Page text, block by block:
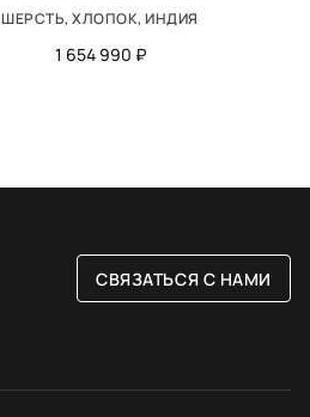
ШЕРСТЬ, ХЛОПОК, ИНДИЯ
1 654 990 ₽
СВЯЗАТЬСЯ С НАМИ